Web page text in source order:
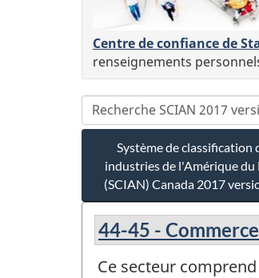
Centre de confiance de
renseignements
Système de classification
industries de l'Amérique du
(SCIAN) Canada 2017
44-45 -
Ce secteur